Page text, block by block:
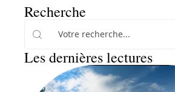
Recherche
Les dernières lectures